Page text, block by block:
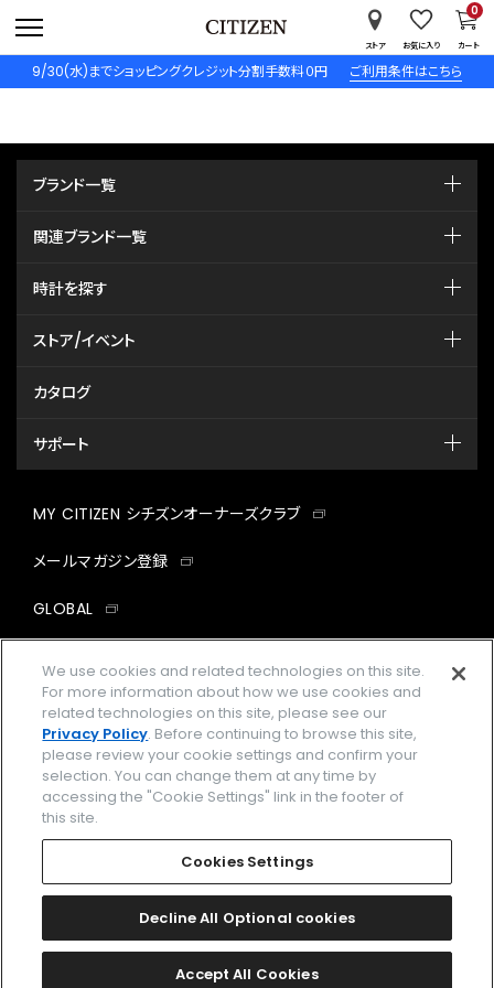
9/30(水)までショッピングクレジット分割手数料０円 ご利用条件はこちら
ストア お気に入り カート
0
ブランド一覧
関連ブランド一覧
時計を探す
ストア/イベント
カタログ
サポート
MY CITIZEN シチズンオーナーズクラブ
メールマガジン登録
GLOBAL
facebookinstagramtwitter
企業情報 ご利用規約
プライバシーポリシー Cookies Settings
Amazon PayはAmazon.com, Inc.またはその関連会社の商標です。
2026 CITIZEN WATCH CO., LTD.
We use cookies and related technologies on this site.
For more information about how we use cookies and
related technologies on this site, please see our
Privacy Policy. Before continuing to browse this site,
please review your cookie settings and confirm your
selection. You can change them at any time by
accessing the "Cookie Settings" link in the footer of
this site.
Cookies Settings
Decline All Optional cookies
Accept All Cookies